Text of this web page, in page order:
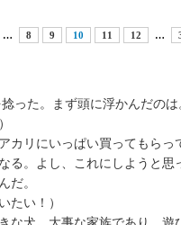
… 8 9 10 11 12 …
った。まず頭に浮かんだのは
カリにいっぱい買ってもら
る。よし、これにしようと
だ。
たい！）